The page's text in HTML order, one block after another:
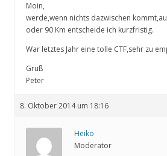
Moin,
werde,wenn nichts dazwischen
oder 90 Km entscheide ich kurzfristig.
War letztes Jahr eine tolle CTF,sehr zu
Gruß
Peter
8. Oktober 2014 um 18:16
Heiko
Moderator